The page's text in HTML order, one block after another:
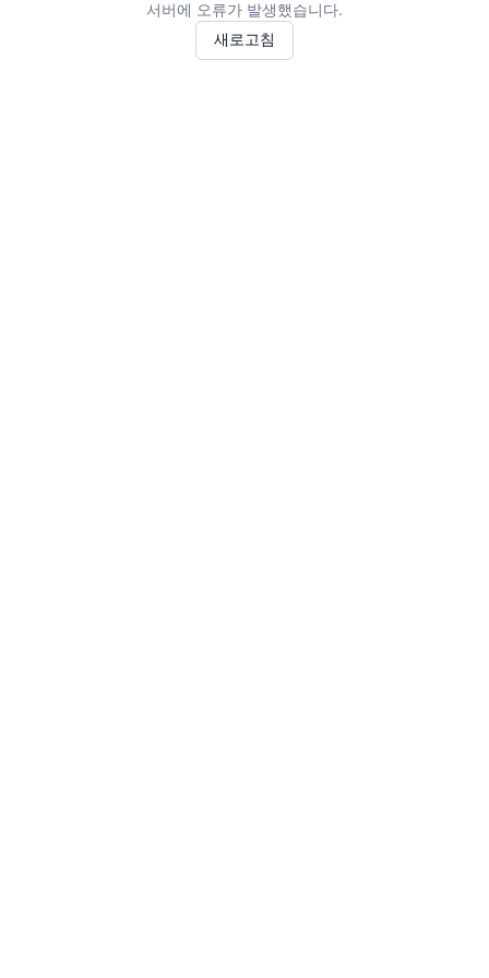
서버에 오류가 발생했습니다.
새로고침